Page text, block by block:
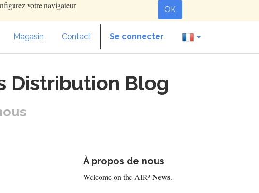
votre navigateur
OK
Magasin Contact Se connecter
Distribution Blog
À propos de nous
Welcome on the AIR³News.